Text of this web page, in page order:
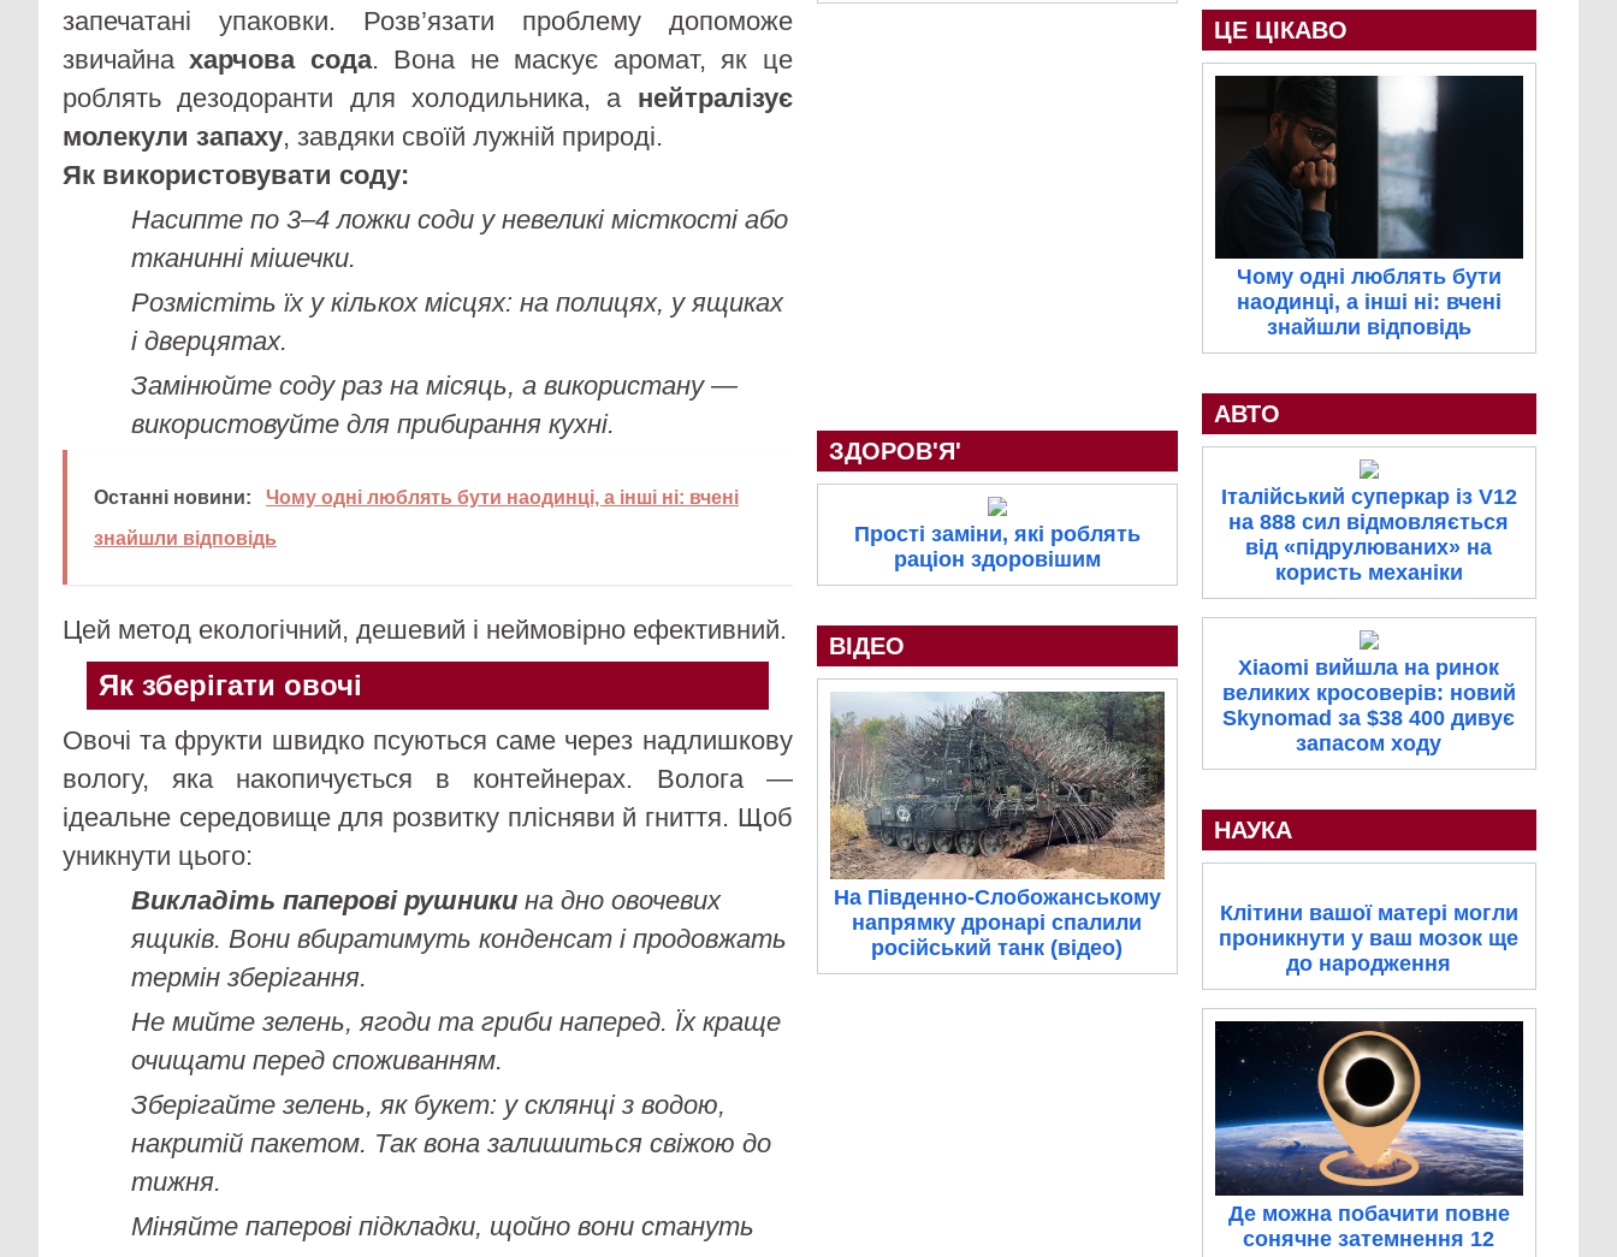
запечатані упаковки. Розв’язати проблему допоможе
звичайнахарчова сода. Вона не маскує аромат, як це
роблять дезодоранти для холодильника, а нейтралізує
молекули запаху, завдяки своїй лужній природі.
Як використовувати соду:
Насипте по 3–4 ложки соди у невеликі місткості або
тканинні мішечки.
Розмістіть їх у кількох місцях: на полицях, у ящиках
і дверцятах.
Замінюйте соду раз на місяць, а використану —
використовуйте для прибирання кухні.
Останні новини:
Чому одні люблять бути наодинці, а інші ні: вчені
знайшли відповідь
Цей метод екологічний, дешевий і неймовірно ефективний.
Як зберігати овочі
Овочі та фрукти швидко псуються саме через надлишкову
вологу, яка накопичується в контейнерах. Волога —
ідеальне середовище для розвитку плісняви й гниття. Щоб
уникнути цього:
Викладіть паперові рушники на дно овочевих
ящиків. Вони вбиратимуть конденсат і продовжать
термін зберігання.
Не мийте зелень, ягоди та гриби наперед. Їх краще
очищати перед споживанням.
Зберігайте зелень, як букет: у склянці з водою,
накритій пакетом. Так вона залишиться свіжою до
тижня.
Міняйте паперові підкладки, щойно вони стануть
ЗДОРОВ'Я'
Прості заміни, які роблять
раціон здоровішим
ВІДЕО
На Південно-Слобожанському
напрямку дронарі спалили
російський танк (відео)
ЦЕ ЦІКАВО
Чому одні люблять бути
наодинці, а інші ні: вчені
знайшли відповідь
АВТО
Італійський суперкар із V12
на 888 сил відмовляється
від «підрулюваних» на
користь механіки
Xiaomi вийшла на ринок
великих кросоверів: новий
Skynomad за $38 400 дивує
запасом ходу
НАУКА
Клітини вашої матері могли
проникнути у ваш мозок ще
до народження
Де можна побачити повне
сонячне затемнення 12